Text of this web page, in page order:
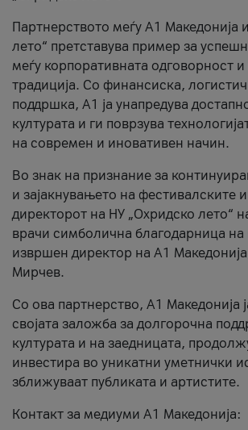
Партнерството меѓу A1 Македонија
лето“ претставува пример за
меѓу корпоративната одговорност и
традиција. Со финансиска,
поддршка, A1 ја унапредува
културата и ги поврзува
на современ и иновативен начин.
Во знак на признание за
и зајакнувањето на фестивалските
директорот на НУ „Охридско лето“
врачи симболична благодарница на
извршен директор на A1
Мирчев.
Со ова партнерство, A1 Македонија
својата заложба за долгорочна
културата и на заедницата,
инвестира во уникатни уметнички
зближуваат публиката и артистите.
Контакт за медиуми А1 Македонија: